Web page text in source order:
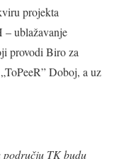
projekta
– ublažavanje
provodi Biro za
Doboj, a uz
području TK budu